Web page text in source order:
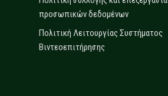
προσωπικών δεδομένων
Πολιτική Λειτουργίας Συστήματος
Βιντεοεπιτήρησης